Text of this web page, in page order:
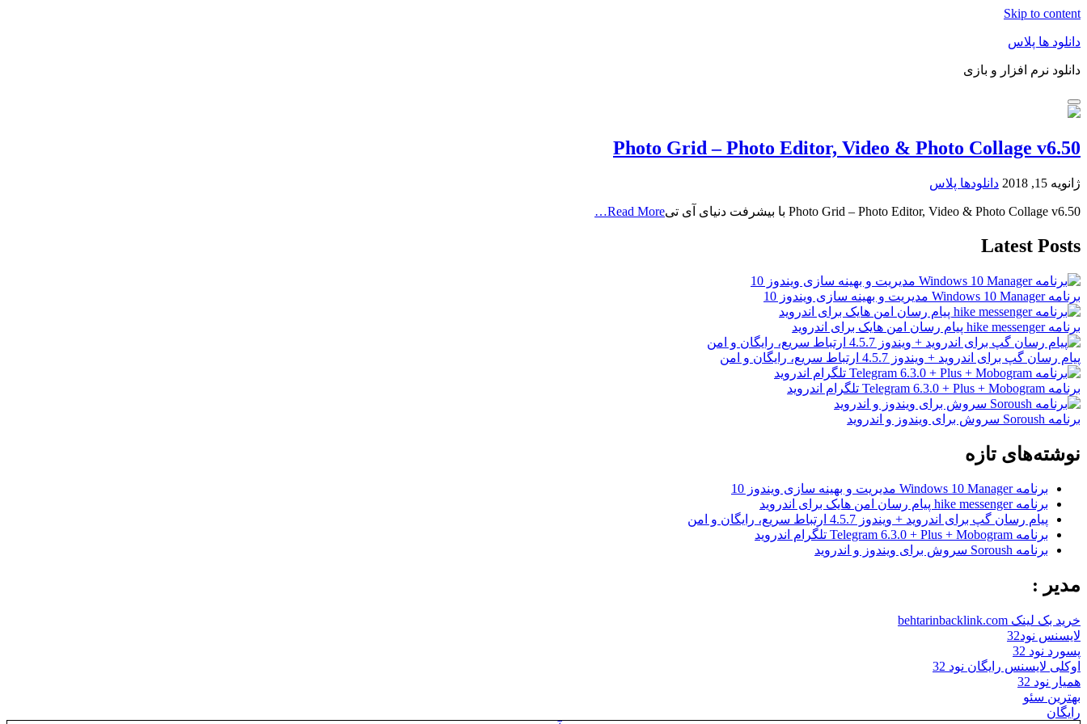
Skip to content
دانلود ها پلاس
دانلود نرم افزار و بازی
Photo Grid – Photo Editor, Video & Photo Collage v6.50
ژانویه 15, 2018 دانلودها پلاس
Photo Grid – Photo Editor, Video & Photo Collage v6.50 با بیشرفت دنیای آی تی Read More…
Latest Posts
برنامه Windows 10 Manager مدیریت و بهینه سازی ویندوز 10
برنامه hike messenger پیام‌ رسان‌ امن هایک برای اندروید
پیام رسان گپ برای اندروید + ویندوز 4.5.7 ارتباط سریع، رایگان و امن
برنامه Telegram 6.3.0 + Plus + Mobogram تلگرام اندروید
برنامه Soroush سروش برای ویندوز و اندروید
نوشته‌های تازه
برنامه Windows 10 Manager مدیریت و بهینه سازی ویندوز 10
برنامه hike messenger پیام‌ رسان‌ امن هایک برای اندروید
پیام رسان گپ برای اندروید + ویندوز 4.5.7 ارتباط سریع، رایگان و امن
برنامه Telegram 6.3.0 + Plus + Mobogram تلگرام اندروید
برنامه Soroush سروش برای ویندوز و اندروید
مدیر :
خرید بک لینک behtarinbacklink.com
لایسنس نود32
پسورد نود 32
اوکلی لایسنس رایگان نود 32
همیار نود 32
بهترین سئو
رایگان